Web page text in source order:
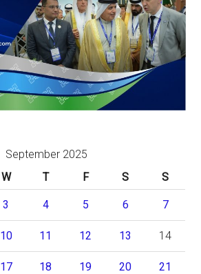
September 2025
W T F S S
3 4 5 6 7
10 11 12 13 14
17 18 19 20 21